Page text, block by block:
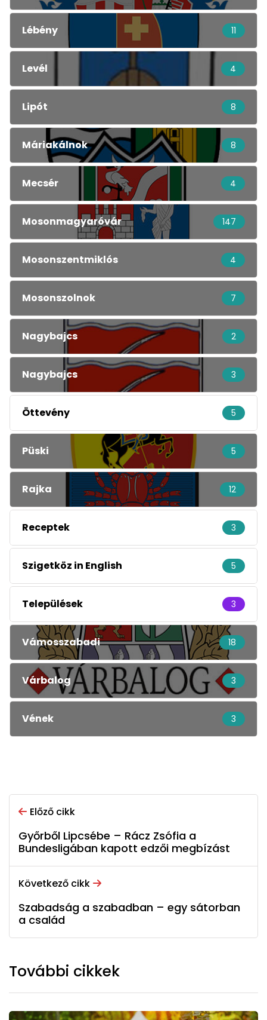
Lébény 11
Levél 4
Lipót 8
Máriakálnok 8
Mecsér 4
Mosonmagyaróvár 147
Mosonszentmiklós 4
Mosonszolnok 7
Nagybajcs 2
Nagybajcs 3
Öttevény 5
Püski 5
Rajka 12
Receptek 3
Szigetköz in English 5
Települések 3
Vámosszabadi 18
Várbalog 3
Vének 3
Előző cikk
Győrből Lipcsébe – Rácz Zsófia a
Bundesligában kapott edzői megbízást
Következő cikk
Szabadság a szabadban – egy sátorban
a család
További cikkek